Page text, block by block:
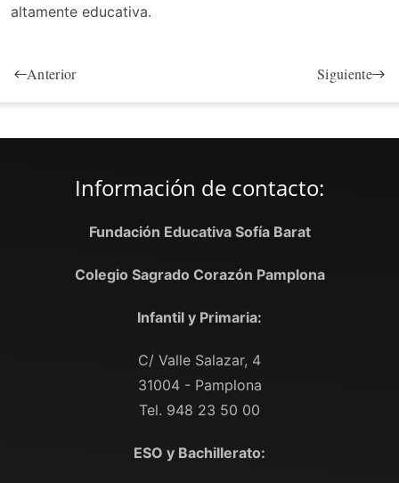
altamente educativa.
Anterior Siguiente
Información de contacto:
Fundación Educativa Sofía Barat
Colegio Sagrado Corazón Pamplona
Infantil y Primaria:
C/ Valle Salazar, 4
31004 - Pamplona
Tel. 948 23 50 00
ESO y Bachillerato: